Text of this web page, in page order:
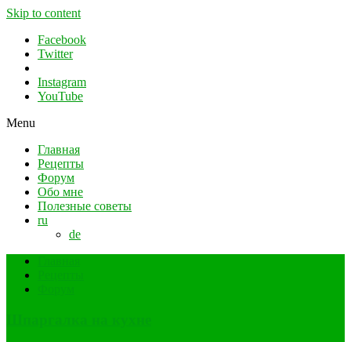
Skip to content
Facebook
Twitter
Instagram
YouTube
Menu
Главная
Рецепты
Форум
Обо мне
Полезные советы
ru
de